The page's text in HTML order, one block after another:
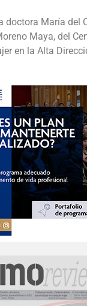
doctora María del
Maya, del
en la Alta